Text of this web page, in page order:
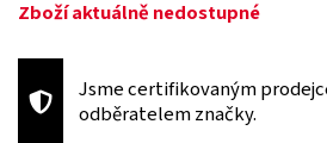
Zboží aktuálně nedostupné
Jsme certifikovaným
odběratelem značky.